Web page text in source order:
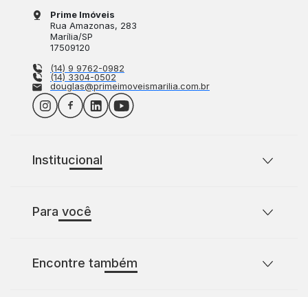
Prime Imóveis
Rua Amazonas, 283
Marília/SP
17509120
(14) 9 9762-0982
(14) 3304-0502
douglas@primeimoveismarilia.com.br
Institucional
Política de Privacidade
Para você
Casas para comprar com 3 quartos
Encontre também